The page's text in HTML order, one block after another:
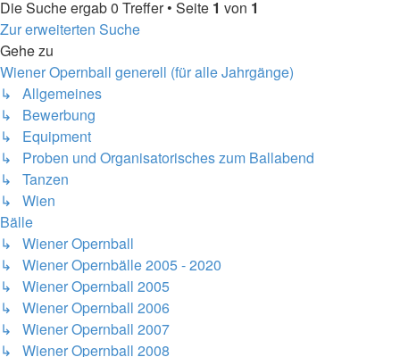
Die Suche ergab 0 Treffer • Seite 1 von 1
Zur erweiterten Suche
Gehe zu
Wiener Opernball generell (für alle Jahrgänge)
↳ Allgemeines
↳ Bewerbung
↳ Equipment
↳ Proben und Organisatorisches zum Ballabend
↳ Tanzen
↳ Wien
Bälle
↳ Wiener Opernball
↳ Wiener Opernbälle 2005 - 2020
↳ Wiener Opernball 2005
↳ Wiener Opernball 2006
↳ Wiener Opernball 2007
↳ Wiener Opernball 2008